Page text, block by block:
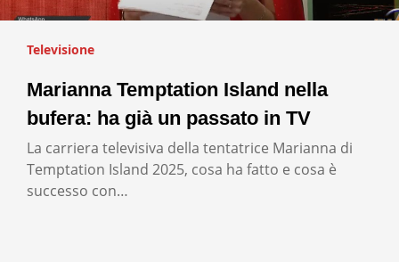
Televisione
Marianna Temptation Island nella
bufera: ha già un passato in TV
La carriera televisiva della tentatrice Marianna di
Temptation Island 2025, cosa ha fatto e cosa è
successo con…